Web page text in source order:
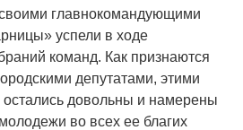
главнокомандующими
успели в ходе
команд. Как признаются
депутатами, этими
остались довольны и намерены
во всех ее благих